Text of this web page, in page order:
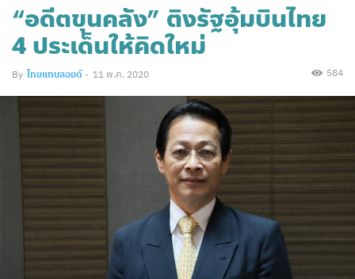
“อดีตขุนคลัง” ติงรัฐอุ้มบินไทย
4 ประเด็นให้คิดใหม่
By ไทยแทบลอยด์ - 11 พ.ค. 2020 584